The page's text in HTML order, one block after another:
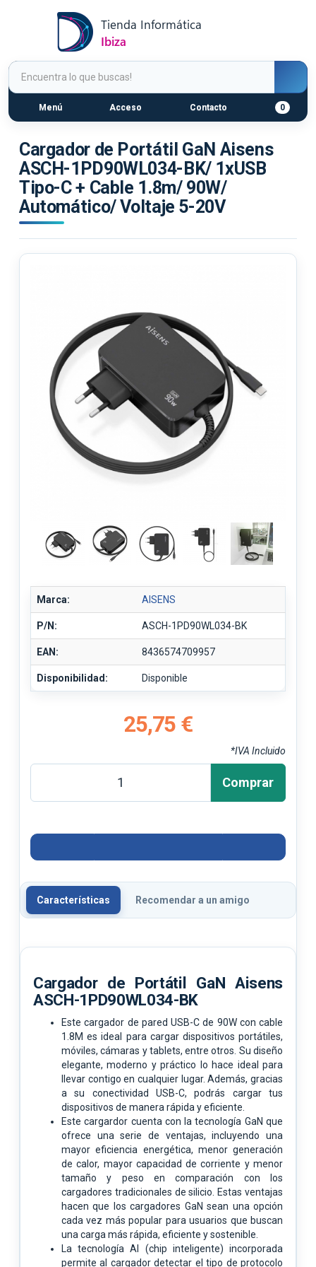
Menú Acceso Contacto 0
Cargador de Portátil GaN Aisens
ASCH-1PD90WL034-BK/ 1xUSB
Tipo-C + Cable 1.8m/ 90W/
Automático/ Voltaje 5-20V
Marca: AISENS
P/N: ASCH-1PD90WL034-BK
EAN: 8436574709957
Disponibilidad: Disponible
25,75 €
*IVA Incluido
Comprar
Características Recomendar a un amigo
Cargador de Portátil GaN Aisens
ASCH-1PD90WL034-BK
Este cargador de pared USB-C de 90W con cable
1.8M es ideal para cargar dispositivos portátiles,
móviles, cámaras y tablets, entre otros. Su diseño
elegante, moderno y práctico lo hace ideal para
llevar contigo en cualquier lugar. Además, gracias
a su conectividad USB-C, podrás cargar tus
dispositivos de manera rápida y eficiente.
Este cargardor cuenta con la tecnología GaN que
ofrece una serie de ventajas, incluyendo una
mayor eficiencia energética, menor generación
de calor, mayor capacidad de corriente y menor
tamaño y peso en comparación con los
cargadores tradicionales de silicio. Estas ventajas
hacen que los cargadores GaN sean una opción
cada vez más popular para usuarios que buscan
una carga más rápida, eficiente y sostenible.
La tecnología AI (chip inteligente) incorporada
permite al cargador detectar el tipo de protocolo